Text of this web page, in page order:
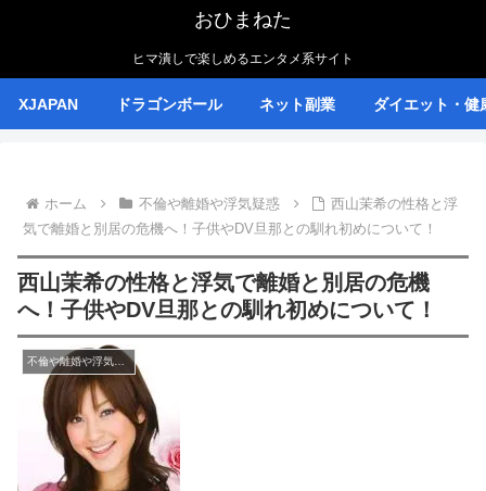
おひまねた
ヒマ潰しで楽しめるエンタメ系サイト
XJAPAN ドラゴンボール ネット副業 ダイエット・健
ホーム 不倫や離婚や浮気疑惑
西山茉希の性格と浮
気で離婚と別居の危機へ！子供やDV旦那との馴れ初めについて！
西山茉希の性格と浮気で離婚と別居の危機
へ！子供やDV旦那との馴れ初めについて！